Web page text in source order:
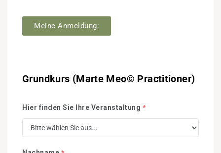
Meine Anmeldung:
Grundkurs (Marte Meo© Practitioner)
Hier finden Sie Ihre Veranstaltung *